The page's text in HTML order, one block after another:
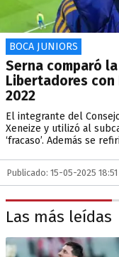
BOCA JUNIORS
Serna comparó
Libertadores con
2022
El integrante del
Xeneize y utilizó al
‘fracaso’. Además se
Publicado: 15-05-2025 18:51
Las más leídas